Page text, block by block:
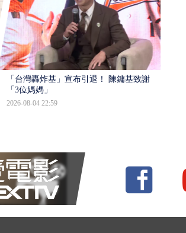
「台灣轟炸基」宣布引退！ 陳鏞基致謝
「3位媽媽」
2026-08-04 22:59